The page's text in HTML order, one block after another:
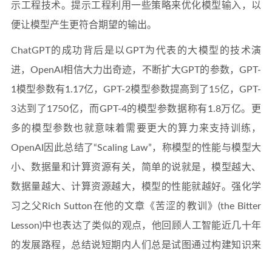
示工程技术。提示工程利用一些策略来优化模型输入，以
便让模型产生更符合期望的输出。
ChatGPT的成功背后是以GPT为代表的大模型的技术演
进，OpenAI相信大力出奇迹，不断扩大GPT的参数，GPT-
1模型参数有1.17亿，GPT-2模型参数提高到了15亿，GPT-
3达到了1750亿，而GPT-4的模型参数据称有1.8万亿。更
多的模型参数也就意味着需要更大的算力来支持训练，
OpenAI因此总结了“Scaling Law”，称模型的性能与模型大
小、数据量和计算资源有关，简单的说就是，模型越大、
数据量越大、计算资源越大，模型的性能就越好。强化学
习之父Rich Sutton在他的文章《苦涩的教训》(the Bitter
Lesson)中也表达了类似的观点，他回顾人工智能近几十年
的发展路程，总结说短期内人们总是试图通过构建知识来